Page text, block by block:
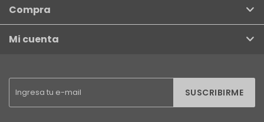
SUSCRIBIRME
Compra
Mi cuenta